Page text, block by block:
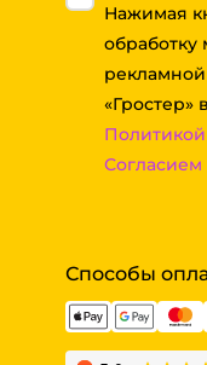
Нажимая
«Гростер»
Согласием
Способы